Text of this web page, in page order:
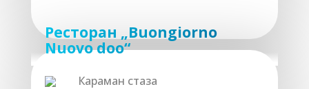
Ресторан „Buongiorno
Nuovo doo“
Караман стаза